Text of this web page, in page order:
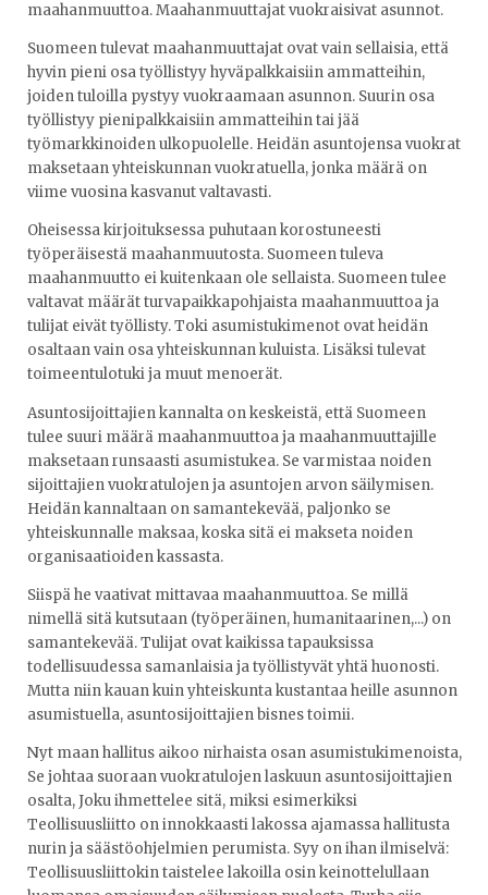
maahanmuuttoa. Maahanmuuttajat vuokraisivat asunnot.
Suomeen tulevat maahanmuuttajat ovat vain sellaisia, että
hyvin pieni osa työllistyy hyväpalkkaisiin ammatteihin,
joiden tuloilla pystyy vuokraamaan asunnon. Suurin osa
työllistyy pienipalkkaisiin ammatteihin tai jää
työmarkkinoiden ulkopuolelle. Heidän asuntojensa vuokrat
maksetaan yhteiskunnan vuokratuella, jonka määrä on
viime vuosina kasvanut valtavasti.
Oheisessa kirjoituksessa puhutaan korostuneesti
työperäisestä maahanmuutosta. Suomeen tuleva
maahanmuutto ei kuitenkaan ole sellaista. Suomeen tulee
valtavat määrät turvapaikkapohjaista maahanmuuttoa ja
tulijat eivät työllisty. Toki asumistukimenot ovat heidän
osaltaan vain osa yhteiskunnan kuluista. Lisäksi tulevat
toimeentulotuki ja muut menoerät.
Asuntosijoittajien kannalta on keskeistä, että Suomeen
tulee suuri määrä maahanmuuttoa ja maahanmuuttajille
maksetaan runsaasti asumistukea. Se varmistaa noiden
sijoittajien vuokratulojen ja asuntojen arvon säilymisen.
Heidän kannaltaan on samantekevää, paljonko se
yhteiskunnalle maksaa, koska sitä ei makseta noiden
organisaatioiden kassasta.
Siispä he vaativat mittavaa maahanmuuttoa. Se millä
nimellä sitä kutsutaan (työperäinen, humanitaarinen,...) on
samantekevää. Tulijat ovat kaikissa tapauksissa
todellisuudessa samanlaisia ja työllistyvät yhtä huonosti.
Mutta niin kauan kuin yhteiskunta kustantaa heille asunnon
asumistuella, asuntosijoittajien bisnes toimii.
Nyt maan hallitus aikoo nirhaista osan asumistukimenoista,
Se johtaa suoraan vuokratulojen laskuun asuntosijoittajien
osalta, Joku ihmettelee sitä, miksi esimerkiksi
Teollisuusliitto on innokkaasti lakossa ajamassa hallitusta
nurin ja säästöohjelmien perumista. Syy on ihan ilmiselvä:
Teollisuusliittokin taistelee lakoilla osin keinottelullaan